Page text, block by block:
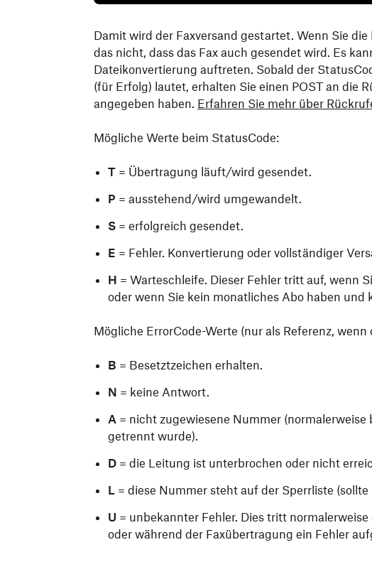
Damit wird der Faxversand gestartet. Wenn Sie
das nicht, dass das Fax auch gesendet wird. Es
Dateikonvertierung auftreten. Sobald der
(für Erfolg) lautet, erhalten Sie einen POST an die
angegeben haben. Erfahren Sie mehr über
Mögliche Werte beim StatusCode:
T = Übertragung läuft/wird gesendet.
P = ausstehend/wird umgewandelt.
S = erfolgreich gesendet.
E = Fehler. Konvertierung oder vollständiger
H = Warteschleife. Dieser Fehler tritt auf, wenn
oder wenn Sie kein monatliches Abo haben und
Mögliche ErrorCode-Werte (nur als Referenz, wenn
B = Besetztzeichen erhalten.
N = keine Antwort.
A = nicht zugewiesene Nummer
getrennt wurde).
D = die Leitung ist unterbrochen oder nicht
L = diese Nummer steht auf der Sperrliste
U = unbekannter Fehler. Dies tritt
oder während der Faxübertragung ein Fehler